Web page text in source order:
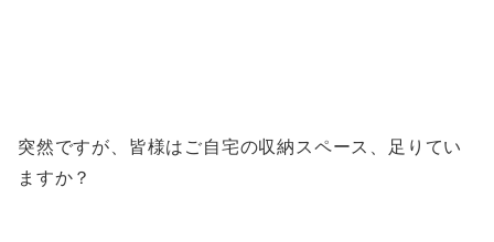
突然ですが、皆様はご自宅の収納スペース、足りてい
ますか？